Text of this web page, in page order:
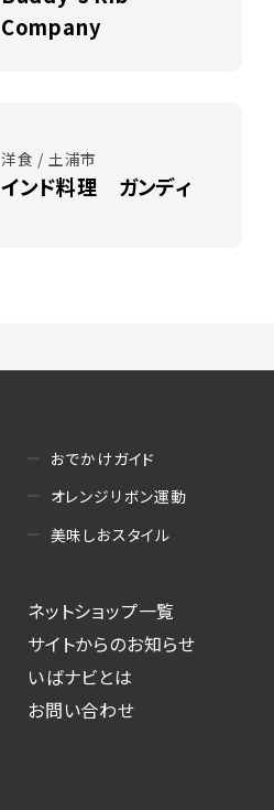
Company
洋食 / 土浦市
インド料理 ガンディ
おでかけガイド
オレンジリボン運動
美味しおスタイル
ネットショップ一覧
サイトからのお知らせ
いばナビとは
お問い合わせ